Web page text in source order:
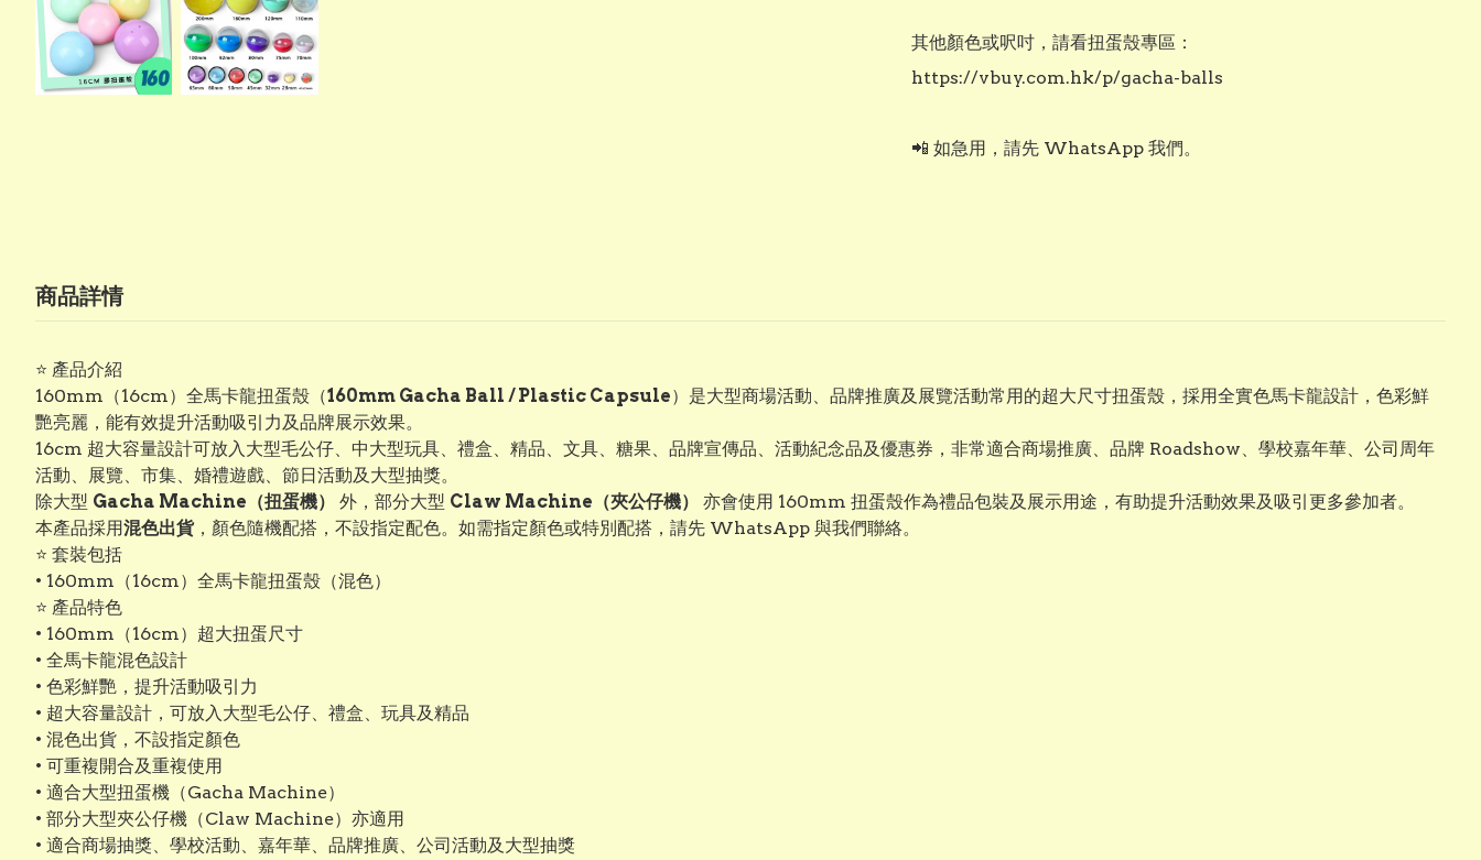
其他顏色或呎吋，請看扭蛋殼專區：
https://vbuy.com.hk/p/gacha-balls
📲 如急用，請先 WhatsApp 我們。
商品詳情
⭐ 產品介紹
160mm（16cm）全馬卡龍扭蛋殼（160mm Gacha Ball / Plastic Capsule）是大型商場活動、品牌推廣及展覽活動常用的超大尺寸扭蛋殼，採用全實色馬卡龍設計，色彩鮮
艷亮麗，能有效提升活動吸引力及品牌展示效果。
16cm 超大容量設計可放入大型毛公仔、中大型玩具、禮盒、精品、文具、糖果、品牌宣傳品、活動紀念品及優惠券，非常適合商場推廣、品牌 Roadshow、學校嘉年華、公司周年
活動、展覽、市集、婚禮遊戲、節日活動及大型抽獎。
除大型 Gacha Machine（扭蛋機） 外，部分大型 Claw Machine（夾公仔機）
亦會使用 160mm 扭蛋殼作為禮品包裝及展示用途，有助提升活動效果及吸引更多參加者。
本產品採用混色出貨，顏色隨機配搭，不設指定配色。如需指定顏色或特別配搭，請先 WhatsApp 與我們聯絡。
⭐ 套裝包括
• 160mm（16cm）全馬卡龍扭蛋殼（混色）
⭐ 產品特色
• 160mm（16cm）超大扭蛋尺寸
• 全馬卡龍混色設計
• 色彩鮮艷，提升活動吸引力
• 超大容量設計，可放入大型毛公仔、禮盒、玩具及精品
• 混色出貨，不設指定顏色
• 可重複開合及重複使用
• 適合大型扭蛋機（Gacha Machine）
• 部分大型夾公仔機（Claw Machine）亦適用
• 適合商場抽獎、學校活動、嘉年華、品牌推廣、公司活動及大型抽獎